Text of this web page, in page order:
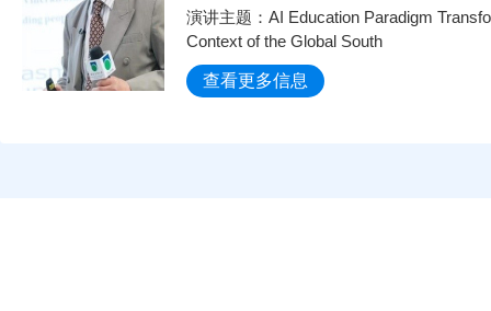
演讲主题：AI Education Paradigm
Context of the Global South
查看更多信息